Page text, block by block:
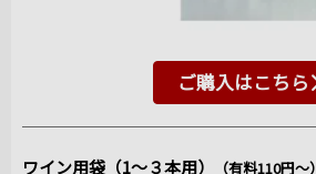
ご購入はこちら
ワイン用袋（1～３本用） （有料110円～）